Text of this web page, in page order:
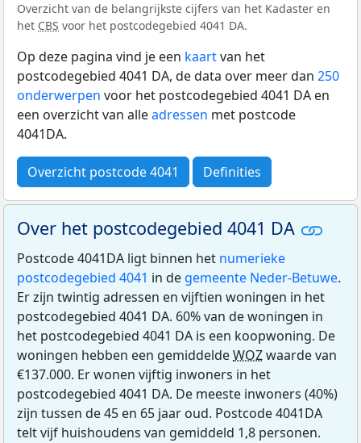
Overzicht van de belangrijkste cijfers van het Kadaster en
het CBS voor het postcodegebied 4041 DA.
Op deze pagina vind je een kaartvan het
postcodegebied 4041 DA, de data over meer dan 250
onderwerpen voor het postcodegebied 4041 DA en
een overzicht van alleadressen met postcode
4041DA.
Overzicht postcode 4041 Definities
Over het postcodegebied 4041 DA
Postcode 4041DA ligt binnen het numerieke
postcodegebied 4041 in de gemeente Neder-Betuwe.
Er zijn twintig adressen en vijftien woningen in het
postcodegebied 4041 DA. 60% van de woningen in
het postcodegebied 4041 DA is een koopwoning. De
woningen hebben een gemiddeldeWOZwaarde van
€137.000. Er wonen vijftig inwoners in het
postcodegebied 4041 DA. De meeste inwoners (40%)
zijn tussen de 45 en 65 jaar oud. Postcode 4041DA
telt vijf huishoudens van gemiddeld 1,8 personen.